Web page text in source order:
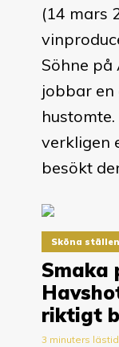
(14 mars
Söhne
jobbar en
verkligen
besökt
Sköna ställen
Smaka
riktigt
3 minuters lästid